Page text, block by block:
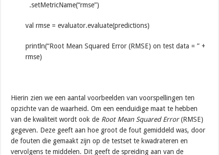
.setMetricName(“rmse”)
val rmse = evaluator.evaluate(predictions)
println(“Root Mean Squared Error (RMSE) on test data = ” +
rmse)
Hierin zien we een aantal voorbeelden van voorspellingen ten
opzichte van de waarheid. Om een eenduidige maat te hebben
van de kwaliteit wordt ook de Root Mean Squared Error(RMSE)
gegeven. Deze geeft aan hoe groot de fout gemiddeld was, door
de fouten die gemaakt zijn op de testset te kwadrateren en
vervolgens te middelen. Dit geeft de spreiding aan van de